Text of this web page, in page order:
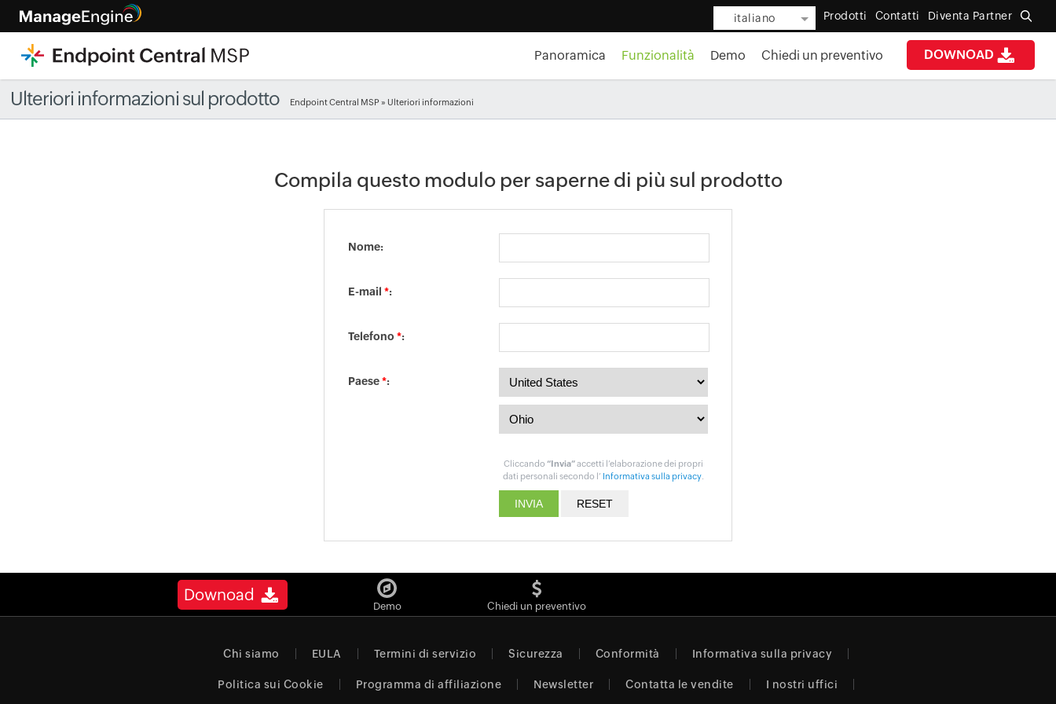
italiano Prodotti Contatti Diventa Partner
DOWNOAD
Panoramica Funzionalità Demo Chiedi un preventivo
Ulteriori informazioni sul prodotto Endpoint Central MSP » Ulteriori informazioni
Compila questo modulo per saperne di più sul prodotto
Nome:
E-mail *:
Telefono *:
Paese*:
Cliccando “Invia”accetti l’elaborazione dei propri
dati personali secondo l’ Informativa sulla privacy
Downoad
Demo Chiedi un preventivo
Chi siamo EULA Termini di servizio Sicurezza Conformità Informativa sulla privacy
Politica sui Cookie Programma di affiliazione Newsletter Contatta le vendite I nostri uffici